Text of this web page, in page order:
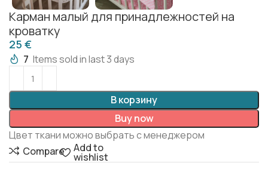
Карман малый для принадлежностей на
кроватку
€
7 Items sold in last 3 days
В корзину
Buy now
Цвет ткани можно выбрать с менеджером
Compare
Add to
wishlist